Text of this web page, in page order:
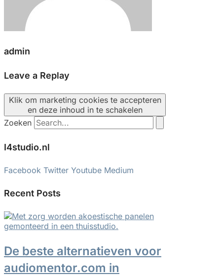
admin
Leave a Replay
Klik om marketing cookies te accepteren
en deze inhoud in te schakelen
Zoeken
I4studio.nl
Facebook Twitter Youtube Medium
Recent Posts
De beste alternatieven voor
audiomentor.com in